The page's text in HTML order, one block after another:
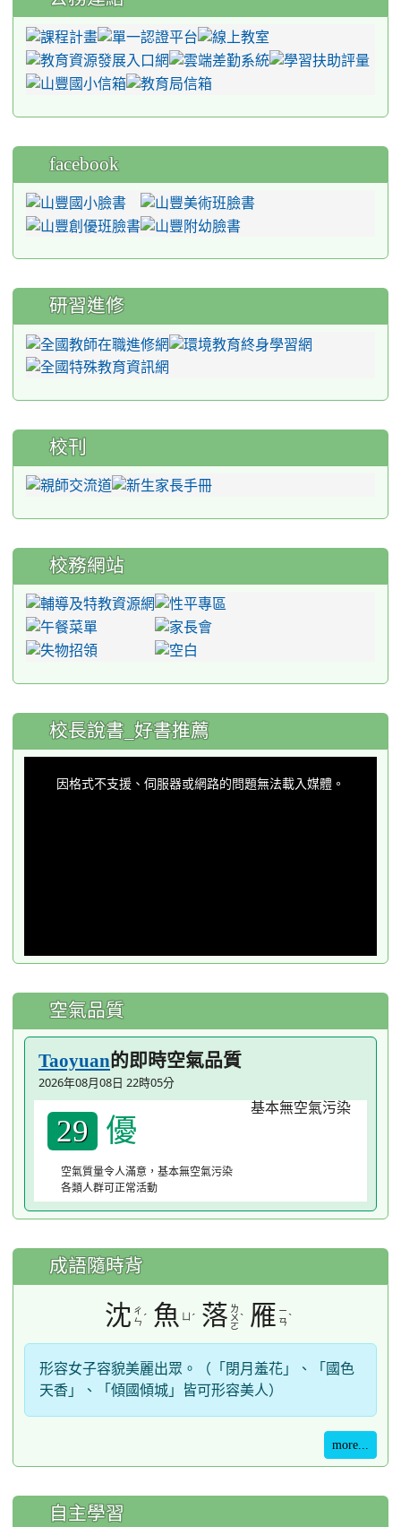
facebook
研習進修
校刊
校務網站
:::
校長說書_好書推薦
因格式不支援、伺服器或網路的問題無法載入媒體。
空氣品質
Taoyuan的即時空氣品質
2026年08月08日 22時05分
29 優
空氣質量令人滿意，基本無空氣污染
各類人群可正常活動
成語隨時背
沈 ㄔ
ㄣ ˊ 魚 ˊ 落 ㄌ
ㄨ
ㄛ
ˋ 雁 ㄧ
ㄢ ˋ
形容女子容貌美麗出眾。（「閉月羞花」、「國色
天香」、「傾國傾城」皆可形容美人）
more...
自主學習